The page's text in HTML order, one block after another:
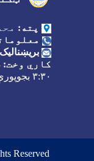
پته:
بریښنالیک
کاري وخت:
۳:۳۰
Reserved